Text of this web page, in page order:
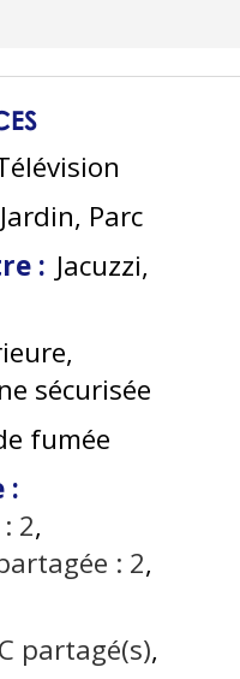
Jardin Parc
: Jacuzzi
sécurisée
fumée
:
2
: 2
partagé(s)